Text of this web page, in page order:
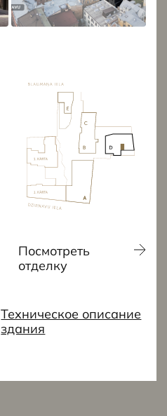
Посмотреть
отделку
Техническое описание
здания